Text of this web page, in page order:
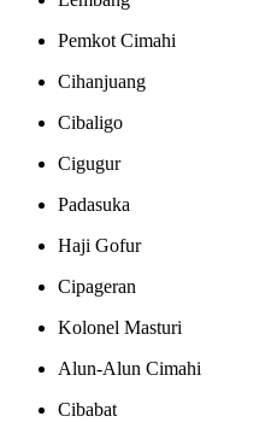
Pemkot Cimahi
Cihanjuang
Cibaligo
Cigugur
Padasuka
Haji Gofur
Cipageran
Kolonel Masturi
Alun-Alun Cimahi
Cibabat